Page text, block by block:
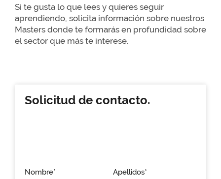
Si te gusta lo que lees y quieres seguir
aprendiendo, solicita información sobre nuestros
Masters donde te formarás en profundidad sobre
el sector que más te interese.
Solicitud de contacto.
Nombre* Apellidos*